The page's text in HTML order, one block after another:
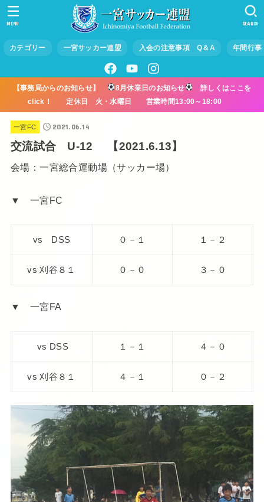
カテゴリー 一宮サッカー連盟 入会の注意事項 Q＆A 年間行事
SEARCH
MENU
【事務局からのお知らせ】 8月休業日のお知らせ
詳しくはここを
click！ 定休日 火・水曜日 営業時間13:00～18:00
一宮FC 2021.06.14
交流試合 U-12 【2021.6.13】
会場：一宮総合運動場（サッカー場）
▼ 一宮FC
vs DSS ０－１ １－２
vs 刈谷８１ ０－０ ３－０
▼ 一宮FA
vs DSS １－１ ４－０
vs 刈谷８１ ４－１ ０－２